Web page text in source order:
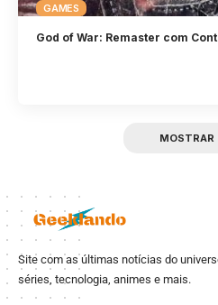
GAMES
God of War: Remaster com
MOSTRAR
Site com as últimas notícias do
séries, tecnologia, animes e mais.